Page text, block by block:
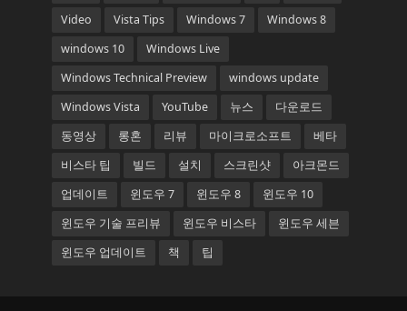
Video
Vista Tips Windows 7
Windows 8
windows 10
Windows Live
Windows Technical Preview
windows update
Windows Vista
YouTube 뉴스
다운로드
동영상
롱혼 리뷰 마이크로소프트
베타
비스타 팁
빌드 설치 스크린샷
아크몬드
업데이트
윈도우 7 윈도우 8
윈도우 10
윈도우 기술 프리뷰
윈도우 비스타
윈도우 세븐
윈도우 업데이트
책 팁